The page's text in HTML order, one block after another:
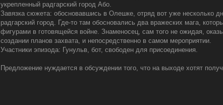
укрепленный радгарский город Або.
Завязка сюжета: обосновавшись в Олешке, отряд вот уже несколько
радгарский город. Где-то там обосновались два вражеских мага,
фигурами в готовящейся войне. Знаменосец, сам того не ожидая,
создании планов захвата, и непосредственно в самом мероприятии.
Участники эпизода: Гунульв, бот, свободен для присоединения.
Предложение нуждается в обсуждении того, что на выходе хотят